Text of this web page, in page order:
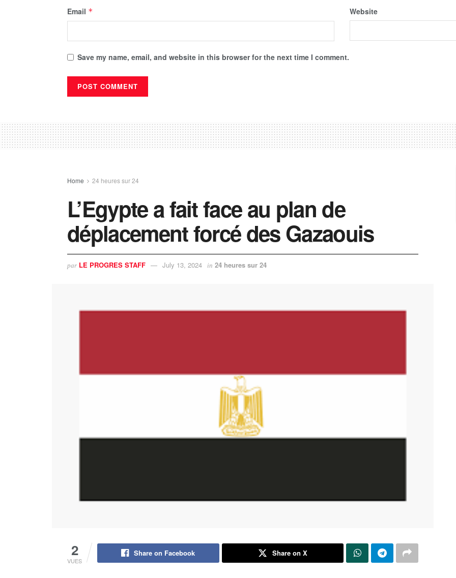
Email * Website
Save my name, email, and website in this browser for the next time I comment.
Home 24 heures sur 24
L’Egypte a fait face au plan de
déplacement forcé des Gazaouis
par LE PROGRES STAFF July 13, 2024 in 24 heures sur 24
2
VUES
Share on Facebook Share on X